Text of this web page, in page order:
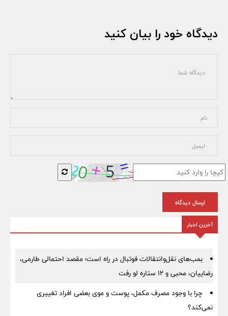
دیدگاه خود را بیان کنید
ارسال دیدگاه
آخرین اخبار
بمب‌های نقل‌وانتقالات فوتبال در راه است؛ مقصد احتمالی طارمی،
رضاییان، محبی و ۱۲ ستاره لو رفت
چرا با وجود مصرف مکمل، پوست و موی بعضی افراد تغییری
نمی‌کند؟